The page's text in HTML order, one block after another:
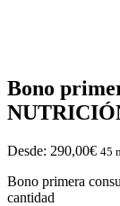
Bono
Desde: 290,00€ 45
Bono primera
cantidad